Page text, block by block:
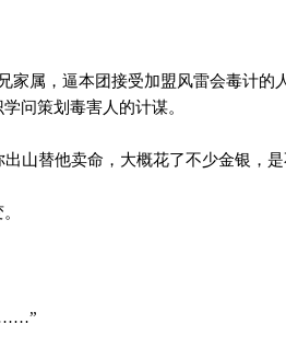
属，逼本团接受加盟风雷会毒计的
问策划毒害人的计谋。
山替他卖命，大概花了不少金银，
……”